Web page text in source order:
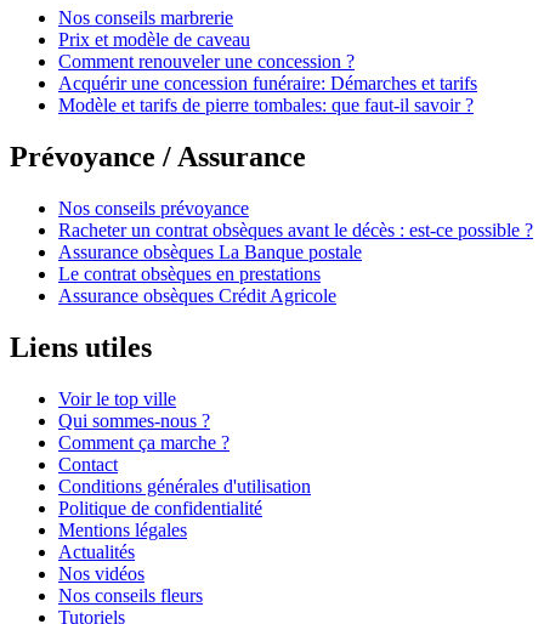
Nos conseils marbrerie
Prix et modèle de caveau
Comment renouveler une concession ?
Acquérir une concession funéraire: Démarches et tarifs
Modèle et tarifs de pierre tombales: que faut-il savoir ?
Prévoyance / Assurance
Nos conseils prévoyance
Racheter un contrat obsèques avant le décès : est-ce possible ?
Assurance obsèques La Banque postale
Le contrat obsèques en prestations
Assurance obsèques Crédit Agricole
Liens utiles
Voir le top ville
Qui sommes-nous ?
Comment ça marche ?
Contact
Conditions générales d'utilisation
Politique de confidentialité
Mentions légales
Actualités
Nos vidéos
Nos conseils fleurs
Tutoriels